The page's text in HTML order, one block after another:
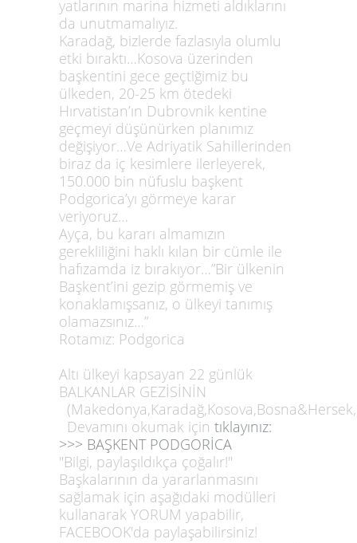
yatlarının marina hizmeti aldıklarını
da unutmamalıyız.
Karadağ, bizlerde fazlasıyla olumlu
etki bıraktı…Kosova üzerinden
başkentini gece geçtiğimiz bu
ülkeden, 20-25 km ötedeki
Hırvatistan’ın Dubrovnik kentine
geçmeyi düşünürken planımız
değişiyor…Ve Adriyatik Sahillerinden
biraz da iç kesimlere ilerleyerek,
150.000 bin nüfuslu başkent
Podgorica’yı görmeye karar
veriyoruz…
Ayça, bu kararı almamızın
gerekliliğini haklı kılan bir cümle ile
hafızamda iz bırakıyor…”Bir ülkenin
Başkent’ini gezip görmemiş ve
konaklamışsanız, o ülkeyi tanımış
olamazsınız…”
Rotamız: Podgorica
Altı ülkeyi kapsayan 22 günlük
BALKANLAR GEZİSİNİN
Devamını okumak için tıklayınız:
>>> BAŞKENT PODGORİCA
"Bilgi, paylaşıldıkça çoğalır!"
Başkalarının da yararlanmasını
sağlamak için aşağıdaki modülleri
kullanarak YORUM yapabilir,
FACEBOOK'da paylaşabilirsiniz!